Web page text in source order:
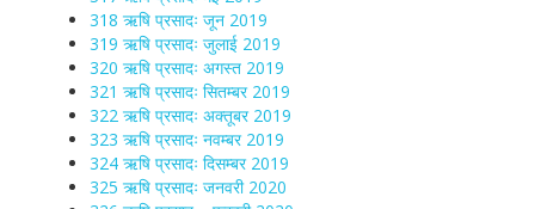
318 ऋषि प्रसादः जून 2019
319 ऋषि प्रसादः जुलाई 2019
320 ऋषि प्रसादः अगस्त 2019
321 ऋषि प्रसादः सितम्बर 2019
322 ऋषि प्रसादः अक्तूबर 2019
323 ऋषि प्रसादः नवम्बर 2019
324 ऋषि प्रसादः दिसम्बर 2019
325 ऋषि प्रसादः जनवरी 2020